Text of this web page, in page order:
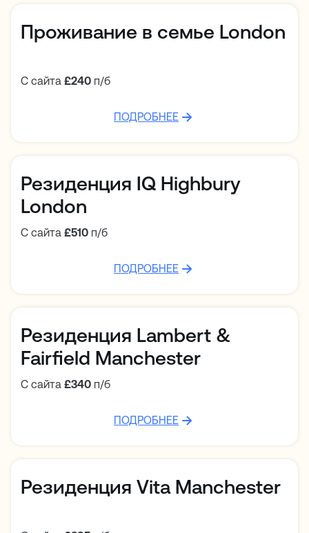
Проживание в семье London
С сайта £240 п/б
ПОДРОБНЕЕ
Резиденция IQ Highbury
London
С сайта £510 п/б
ПОДРОБНЕЕ
Резиденция Lambert &
Fairfield Manchester
С сайта £340 п/б
ПОДРОБНЕЕ
Резиденция Vita Manchester